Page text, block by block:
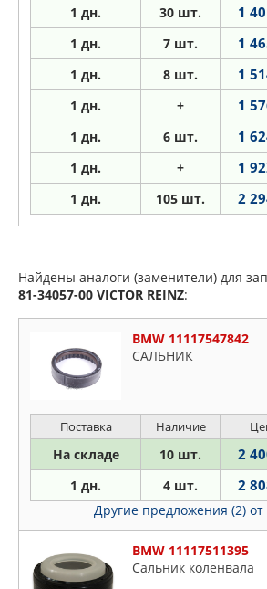
1 дн. 30 шт. 1
1 дн. 7 шт. 1
1 дн. 8 шт. 1
1 дн. + 1
1 дн. 6 шт. 1
1 дн. + 1
1 дн. 105 шт. 2
Найдены аналоги (заменители) для
81-34057-00 VICTOR REINZ:
BMW 11117547842
САЛЬНИК
Поставка Наличие
На складе 10 шт. 2
1 дн. 4 шт. 2
Другие предложения (2) от
BMW 11117511395
Сальник коленвала